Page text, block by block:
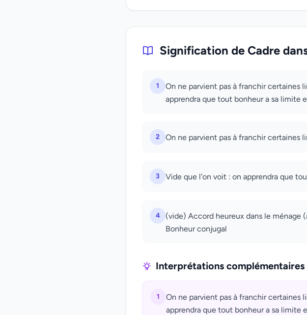
Signification de Cadre
1
On ne parvient pas à franchir certaines
apprendra que tout bonheur a sa limite
2 On ne parvient pas à franchir certaines
3 Vide que l'on voit : on apprendra que
4
(vide) Accord heureux dans le
Bonheur conjugal
Interprétations complémentaires
1
On ne parvient pas à franchir certaines
apprendra que tout bonheur a sa limite